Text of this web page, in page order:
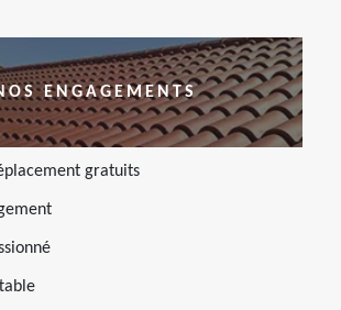
ENGAGEMENTS
gratuits